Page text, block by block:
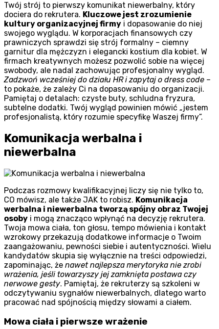
Twój strój to pierwszy komunikat niewerbalny, który
dociera do rekrutera. Kluczowe jest zrozumienie
kultury organizacyjnej firmy i dopasowanie do niej
swojego wyglądu. W korporacjach finansowych czy
prawniczych sprawdzi się strój formalny – ciemny
garnitur dla mężczyzn i elegancki kostium dla kobiet. W
firmach kreatywnych możesz pozwolić sobie na więcej
swobody, ale nadal zachowując profesjonalny wygląd.
Zadzwoń wcześniej do działu HR i zapytaj o dress code –
to pokaże, że zależy Ci na dopasowaniu do organizacji.
Pamiętaj o detalach: czyste buty, schludna fryzura,
subtelne dodatki. Twój wygląd powinien mówić „jestem
profesjonalistą, który rozumie specyfikę Waszej firmy”.
Komunikacja werbalna i
niewerbalna
Podczas rozmowy kwalifikacyjnej liczy się nie tylko to,
CO mówisz, ale także JAK to robisz. Komunikacja
werbalna i niewerbalna tworzą spójny obraz Twojej
osoby i mogą znacząco wpłynąć na decyzję rekrutera.
Twoja mowa ciała, ton głosu, tempo mówienia i kontakt
wzrokowy przekazują dodatkowe informacje o Twoim
zaangażowaniu, pewności siebie i autentyczności. Wielu
kandydatów skupia się wyłącznie na treści odpowiedzi,
zapominając, że nawet najlepsza merytoryka nie zrobi
wrażenia, jeśli towarzyszy jej zamknięta postawa czy
nerwowe gesty. Pamiętaj, że rekruterzy są szkoleni w
odczytywaniu sygnałów niewerbalnych, dlatego warto
pracować nad spójnością między słowami a ciałem.
Mowa ciała i pierwsze wrażenie